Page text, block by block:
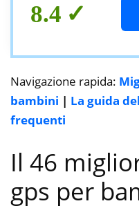
8.4
Navigazione rapida:
bambini | La guida
frequenti
Il 46
gps per